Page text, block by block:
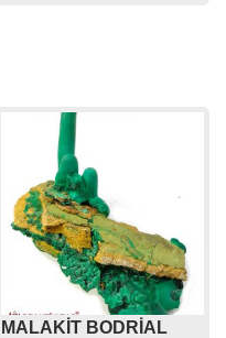
MALAKİT BODRİAL